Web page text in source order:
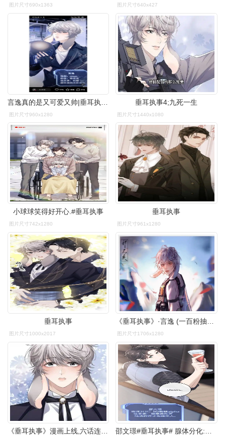
图片尺寸690x1363 图片尺寸640x427
图片尺寸960x1280
垂耳执事4;九死一生
图片尺寸1440x1080
小球球笑得好开心.#垂耳执事
图片尺寸742x1280
垂耳执事
图片尺寸961x1280
垂耳执事
图片尺寸1000x2017 图片尺寸1706x1280